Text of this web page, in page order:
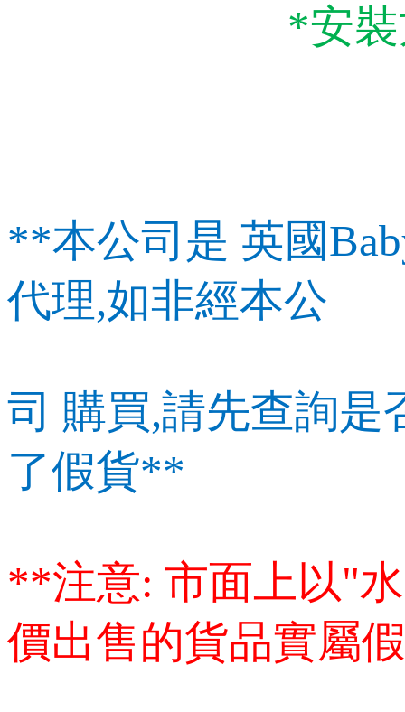
*安
**本公司是 英國
代理,如非經本公
司 購買,請先查詢是
了假貨**
**注意: 市面上以"
價出售的貨品實屬